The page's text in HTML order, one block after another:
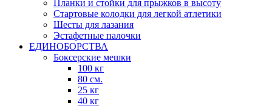
Планки и стойки для прыжков в высоту
Стартовые колодки для легкой атлетики
Шесты для лазания
Эстафетные палочки
ЕДИНОБОРСТВА
Боксерские мешки
100 кг
80 см.
25 кг
40 кг